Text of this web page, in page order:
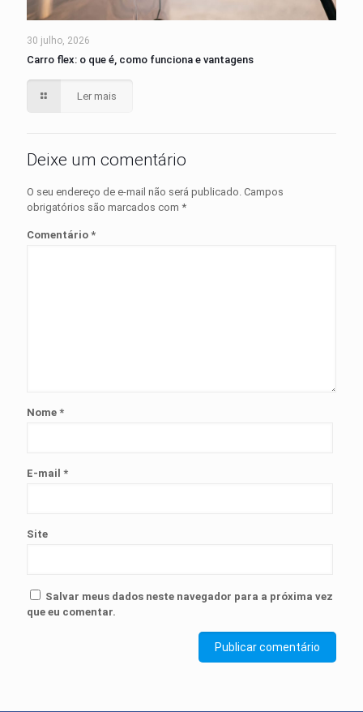
30 julho, 2026
Carro flex: o que é, como funciona e vantagens
Ler mais
Deixe um comentário
O seu endereço de e-mail não será publicado. Campos
obrigatórios são marcados com *
Comentário *
Nome *
E-mail *
Site
Salvar meus dados neste navegador para a próxima vez
que eu comentar.